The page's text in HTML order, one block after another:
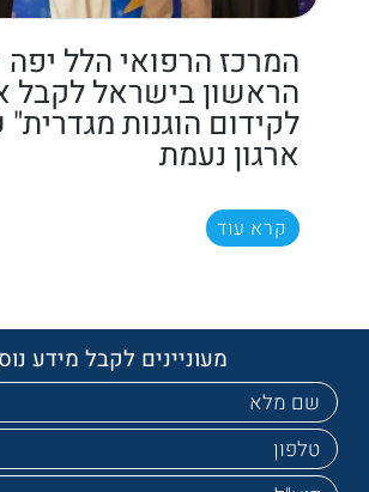
המרכז הרפואי הלל
הראשון בישראל לקבל
לקידום הוגנות
ארגון נעמת
קרא עוד
מעוניינים לקבל מידע